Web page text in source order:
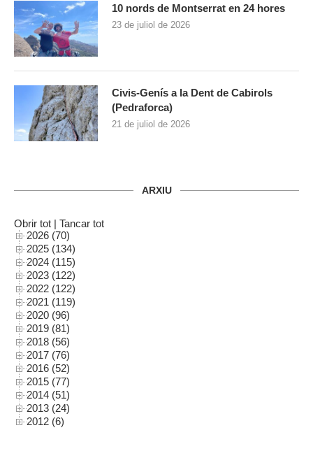
10 nords de Montserrat en 24 hores
23 de juliol de 2026
Civis-Genís a la Dent de Cabirols
(Pedraforca)
21 de juliol de 2026
ARXIU
Obrir tot | Tancar tot
2026 (70)
2025 (134)
2024 (115)
2023 (122)
2022 (122)
2021 (119)
2020 (96)
2019 (81)
2018 (56)
2017 (76)
2016 (52)
2015 (77)
2014 (51)
2013 (24)
2012 (6)